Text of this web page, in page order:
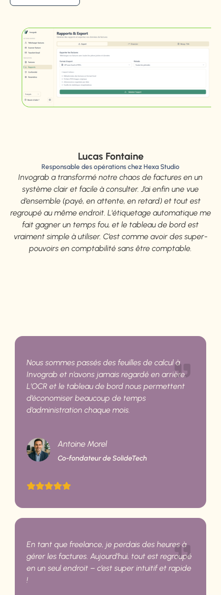
Invograb a transformé notre chaos de factures en un
système clair et facile à consulter. J’ai enfin une vue
d’ensemble (payé, en attente, en retard) et tout est
regroupé au même endroit. L'étiquetage automatique me
fait gagner un temps fou, et le tableau de bord est
vraiment simple à utiliser. C’est comme avoir des super-
pouvoirs en comptabilité sans être comptable.
Lucas Fontaine
Responsable des opérations chez Hexa Studio
Nous sommes passés des feuilles de calcul à
Invograb et n’avons jamais regardé en arrière.
L’OCR et le tableau de bord nous permettent
d’économiser beaucoup de temps
d’administration chaque mois.
Antoine Morel
Co-fondateur de SolideTech
En tant que freelance, je perdais des heures à
gérer les factures. Aujourd’hui, tout est regroupé
en un seul endroit – c’est super intuitif et rapide
!